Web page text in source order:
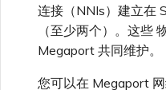
MVE 常见问题
迁移 VXC 和 IX
关闭 VXC 和 IX
提供调试信息以加快支持响应
连接（NNIs）建立在
（至少两个）。这些
Megaport 共同维护。
您可以在 Megaport